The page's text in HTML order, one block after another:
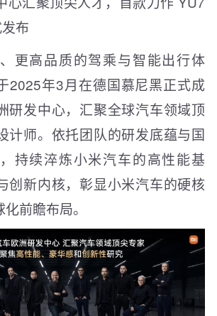
布
更高品质的驾乘与智能出行体
2025年3月在德国慕尼黑正式成
研发中心，汇聚全球汽车领域顶
计师。依托团队的研发底蕴与国
持续淬炼小米汽车的高性能基
创新内核，彰显小米汽车的硬核
前瞻布局。